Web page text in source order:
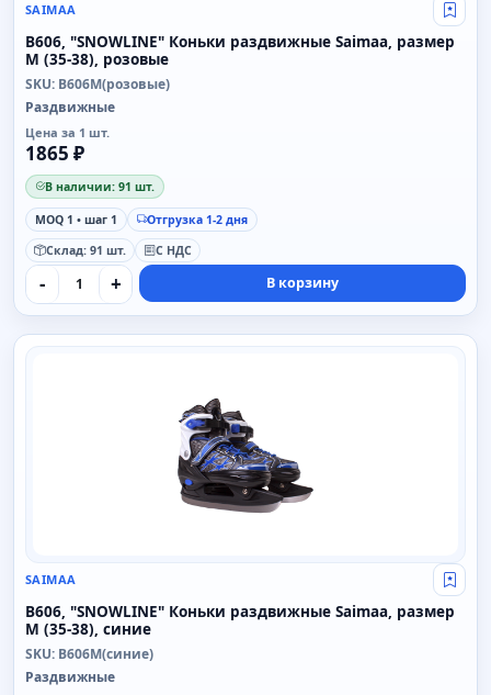
SAIMAA Свой
B606, "SNOWLINE" Коньки раздвижные Saimaa, размер
M (35-38), розовые
SKU: B606M(розовые)
Раздвижные
Цена за 1 шт.
1865 ₽
В наличии: 91 шт.
MOQ 1 • шаг 1
Отгрузка 1-2 дня
Склад: 91 шт.
С НДС
- + В корзину
SAIMAA
SAIMAA Свой
B606, "SNOWLINE" Коньки раздвижные Saimaa, размер
M (35-38), синие
SKU: B606M(синие)
Раздвижные